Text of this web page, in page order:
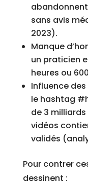
sans avis
2023).
Manque
un praticien
heures ou
Influence
le hashtag
de 3
vidéos
validés
Pour contrer
dessinent :